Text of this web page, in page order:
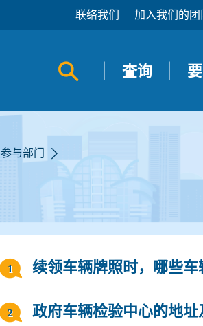
联络我们 加入我们的团
开启搜寻面板
查询
参与部门
续领车辆牌照时，哪些车
政府车辆检验中心的地址